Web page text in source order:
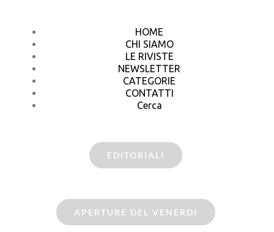
HOME
CHI SIAMO
LE RIVISTE
NEWSLETTER
CATEGORIE
CONTATTI
Cerca
EDITORIALI
APERTURE DEL VENERDI